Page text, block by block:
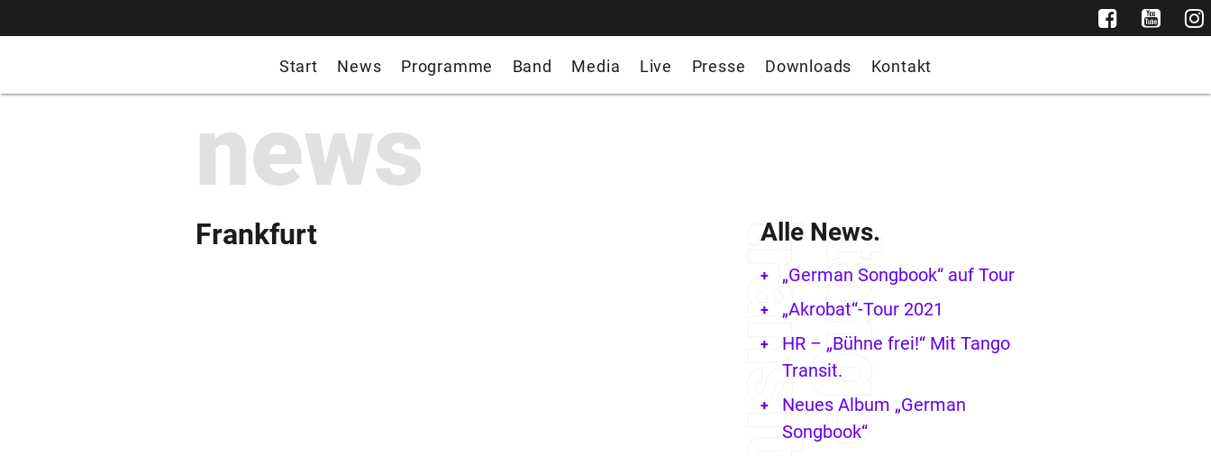
Start News Programme Band Media Live Presse Downloads Kontakt
news
Frankfurt Alle News.
„German Songbook“ auf Tour
„Akrobat“-Tour 2021
HR – „Bühne frei!“ Mit Tango
Transit.
Neues Album „German
Songbook“